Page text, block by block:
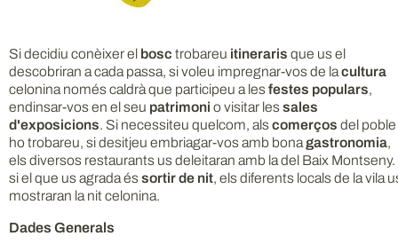
Si decidiu conèixer el bosc trobareu itineraris que us el
descobriran a cada passa, si voleu impregnar-vos de lacultura
celonina només caldrà que participeu a lesfestes populars,
endinsar-vos en el seu patrimoni o visitar lessales
d'exposicions. Si necessiteu quelcom, alscomerços del poble
ho trobareu, si desitjeu embriagar-vos amb bonagastronomia,
els diversos restaurants us deleitaran amb la del Baix Montseny.
si el que us agrada éssortir de nit, els diferents locals de la vila
mostraran la nit celonina.
Dades Generals